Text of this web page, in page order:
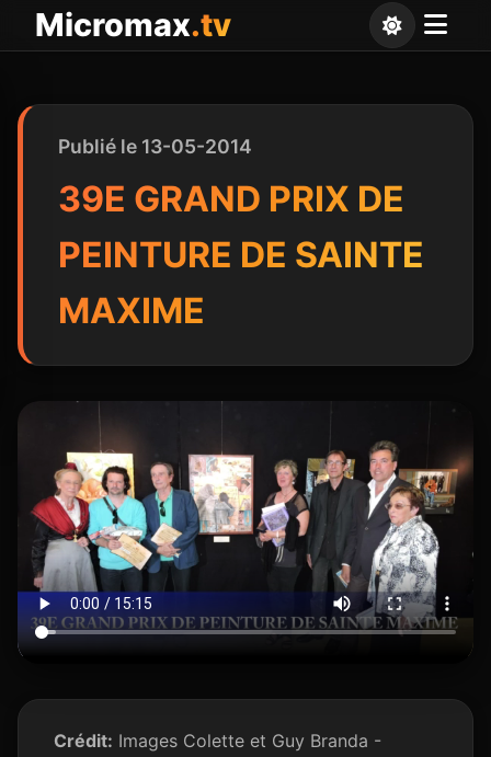
Micromax.tv
Publié le 13-05-2014
39E GRAND PRIX DE
PEINTURE DE SAINTE
MAXIME
Crédit: Images Colette et Guy Branda -
Panneau de gestion des cookies